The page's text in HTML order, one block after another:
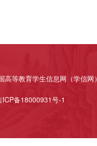
高等教育学生信息网（学信网）
ICP备18000931号-1